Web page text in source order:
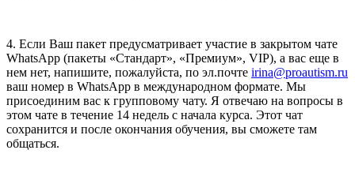
4. Если Ваш пакет предусматривает участие в закрытом чате
WhatsApp (пакеты «Стандарт», «Премиум», VIP), а вас еще в
нем нет, напишите, пожалуйста, по эл.почте irina@proautism.ru
ваш номер в WhatsApp в международном формате. Мы
присоединим вас к групповому чату. Я отвечаю на вопросы в
этом чате в течение 14 недель с начала курса. Этот чат
сохранится и после окончания обучения, вы сможете там
общаться.